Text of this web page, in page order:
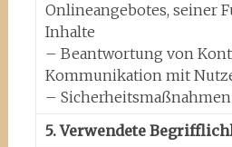
Onlineangebotes, seiner
Inhalte
– Beantwortung von
Kommunikation mit
– Sicherheitsmaßnahmen
5. Verwendete